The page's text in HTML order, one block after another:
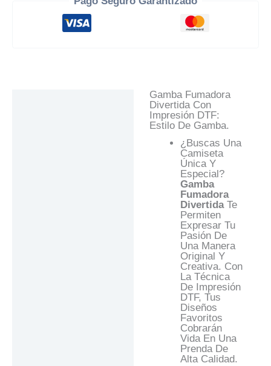
Gamba Fumadora
Divertida Con
Impresión DTF:
Estilo De Gamba.
¿Buscas Una
Camiseta
Única Y
Especial?
Gamba
Fumadora
Divertida Te
Permiten
Expresar Tu
Pasión De
Una Manera
Original Y
Creativa. Con
La Técnica
De Impresión
DTF, Tus
Diseños
Favoritos
Cobrarán
Vida En Una
Prenda De
Alta Calidad.